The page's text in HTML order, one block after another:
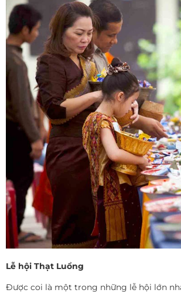
Lễ hội Thạt Luổng
Được coi là một trong những lễ hội lớn